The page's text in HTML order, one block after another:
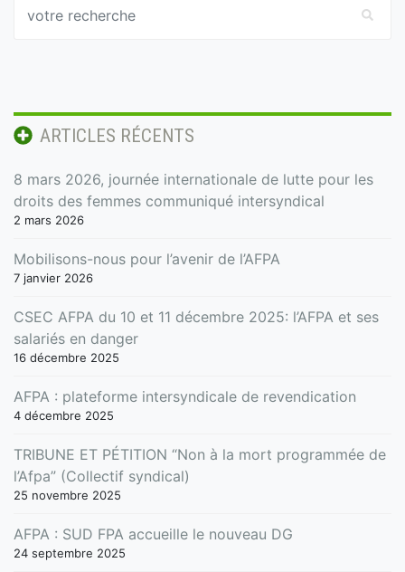
ARTICLES RÉCENTS
8 mars 2026, journée internationale de lutte pour les
droits des femmes communiqué intersyndical
2 mars 2026
Mobilisons-nous pour l’avenir de l’AFPA
7 janvier 2026
CSEC AFPA du 10 et 11 décembre 2025: l’AFPA et ses
salariés en danger
16 décembre 2025
AFPA : plateforme intersyndicale de revendication
4 décembre 2025
TRIBUNE ET PÉTITION “Non à la mort programmée de
l’Afpa” (Collectif syndical)
25 novembre 2025
AFPA : SUD FPA accueille le nouveau DG
24 septembre 2025